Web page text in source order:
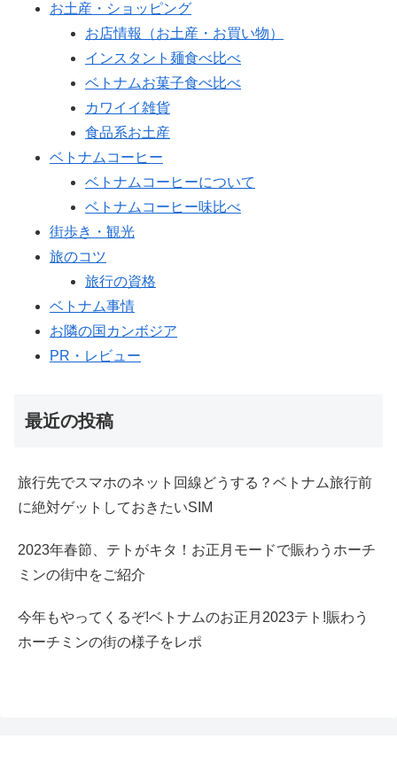
お土産・ショッピング
お店情報（お土産・お買い物）
インスタント麺食べ比べ
ベトナムお菓子食べ比べ
カワイイ雑貨
食品系お土産
ベトナムコーヒー
ベトナムコーヒーについて
ベトナムコーヒー味比べ
街歩き・観光
旅のコツ
旅行の資格
ベトナム事情
お隣の国カンボジア
PR・レビュー
最近の投稿
旅行先でスマホのネット回線どうする？ベトナム旅行前
に絶対ゲットしておきたいSIM
2023年春節、テトがキタ！お正月モードで賑わうホーチ
ミンの街中をご紹介
今年もやってくるぞ!ベトナムのお正月2023テト!賑わう
ホーチミンの街の様子をレポ